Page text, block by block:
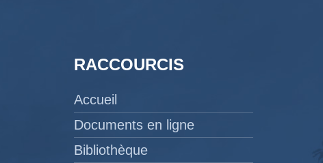
RACCOURCIS
Accueil
Documents en ligne
Bibliothèque